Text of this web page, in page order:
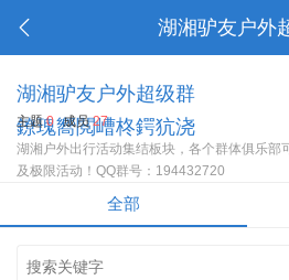
湖湘驴友户外
湖湘驴友户外超级群
鐐瑰嚮閲嶆柊鍔犺浇
主题0 成员27
湖湘户外出行活动集结板块，各个群体俱乐部
及极限活动！QQ群号：194432720
全部